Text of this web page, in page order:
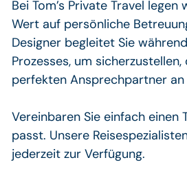
Bei Tom’s Private Travel
Wert auf persönliche
Designer begleitet Sie
Prozesses, um
perfekten Ansprechpartner an
Vereinbaren Sie einfach einen
passt. Unsere
jederzeit zur Verfügung.